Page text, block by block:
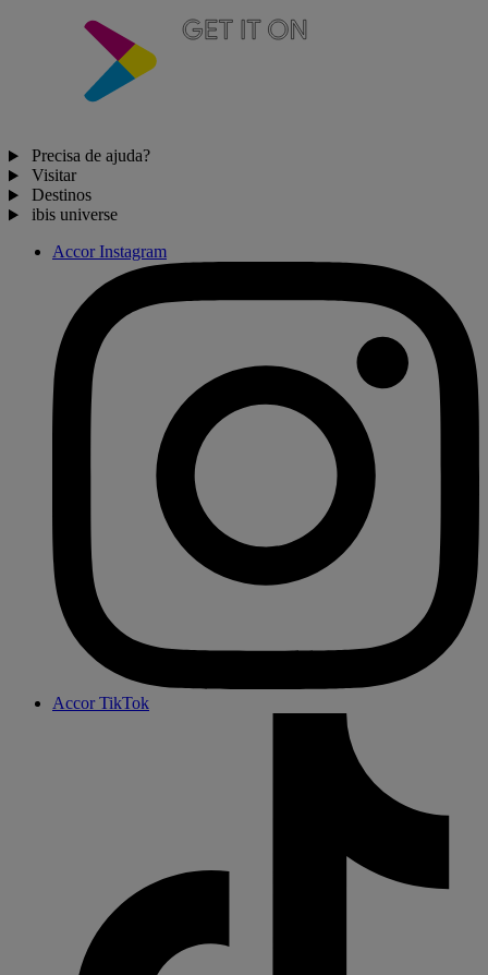
Precisa de ajuda?
Visitar
Destinos
ibis universe
Accor Instagram
Accor TikTok